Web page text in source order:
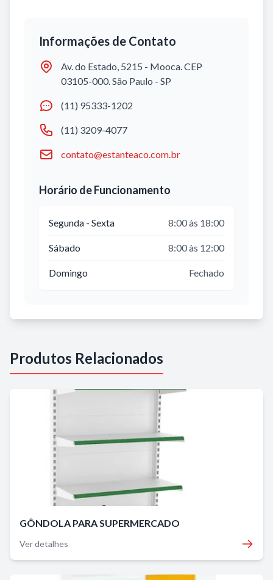
Informações de Contato
Av. do Estado, 5215 - Mooca. CEP
03105-000. São Paulo - SP
(11) 95333-1202
(11) 3209-4077
contato@estanteaco.com.br
Horário de Funcionamento
Segunda - Sexta 8:00 às 18:00
Sábado 8:00 às 12:00
Domingo Fechado
Produtos Relacionados
GÔNDOLA PARA SUPERMERCADO
Ver detalhes